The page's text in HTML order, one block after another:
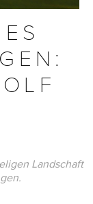
Landschaft